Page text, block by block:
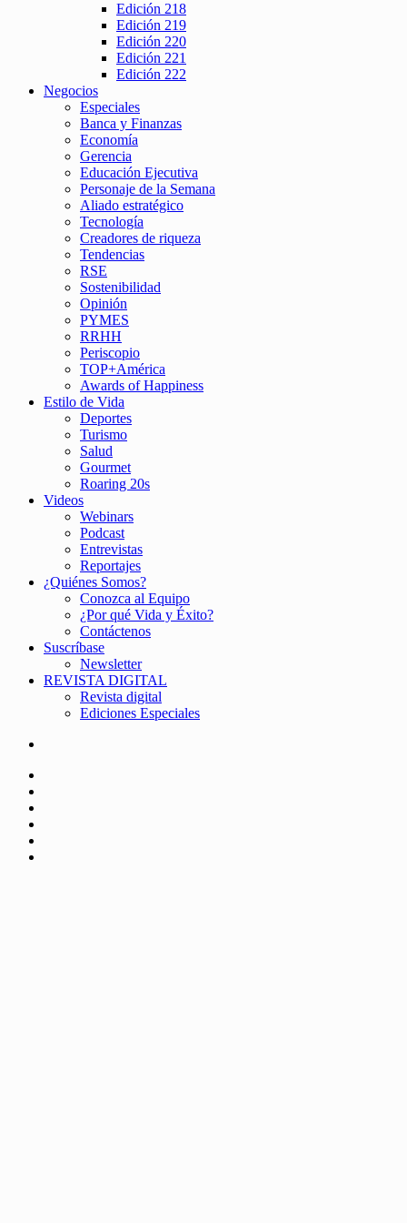
Edición 218
Edición 219
Edición 220
Edición 221
Edición 222
Negocios
Especiales
Banca y Finanzas
Economía
Gerencia
Educación Ejecutiva
Personaje de la Semana
Aliado estratégico
Tecnología
Creadores de riqueza
Tendencias
RSE
Sostenibilidad
Opinión
PYMES
RRHH
Periscopio
TOP+América
Awards of Happiness
Estilo de Vida
Deportes
Turismo
Salud
Gourmet
Roaring 20s
Videos
Webinars
Podcast
Entrevistas
Reportajes
¿Quiénes Somos?
Conozca al Equipo
¿Por qué Vida y Éxito?
Contáctenos
Suscríbase
Newsletter
REVISTA DIGITAL
Revista digital
Ediciones Especiales